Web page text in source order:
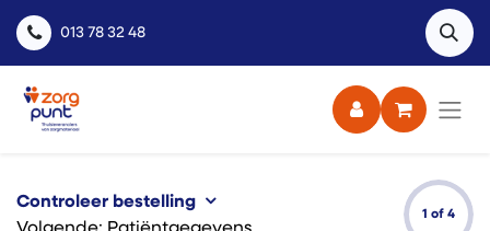
013 78 32 48
Controleer bestelling
1 of 4